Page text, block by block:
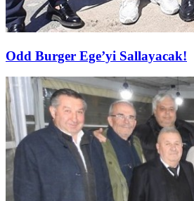
Odd Burger Ege’yi Sallayacak!